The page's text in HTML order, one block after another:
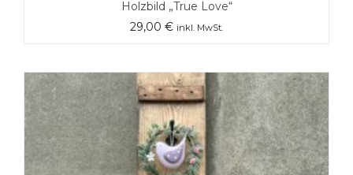
Holzbild „True Love“
29,00 € inkl. MwSt.